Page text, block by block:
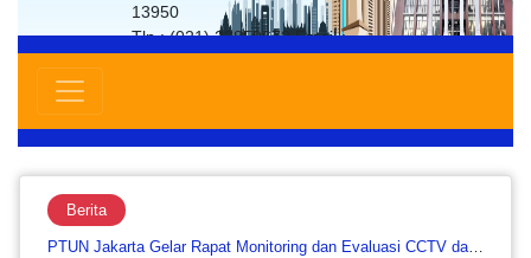
13950
Tlp : (021) 22859672 Email :
Berita